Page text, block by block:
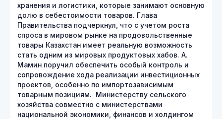
хранения и логистики, которые занимают основную
долю в себестоимости товаров. Глава
Правительства подчеркнул, что с учетом роста
спроса в мировом рынке на продовольственные
товары Казахстан имеет реальную возможность
стать одним из мировых продуктовых хабов. А.
Мамин поручил обеспечить особый контроль и
сопровождение хода реализации инвестиционных
проектов, особенно по импортозависимым
товарным позициям. Министерству сельского
хозяйства совместно с министерствами
национальной экономики, финансов и холдингом